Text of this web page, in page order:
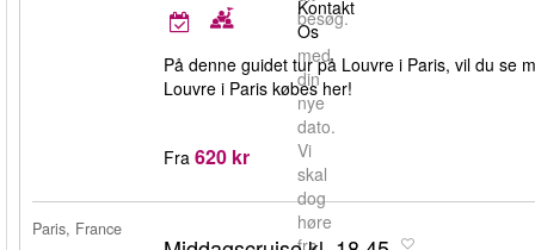
besøg.
Kontakt
Os
med
din
nye
dato.
Vi
skal
dog
høre
fra
På denne guidet tur på Louvre i Paris, vil du se
Louvre i Paris købes her!
Fra 620 kr
Paris, France